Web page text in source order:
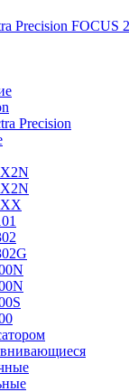
Precision FOCUS
Precision